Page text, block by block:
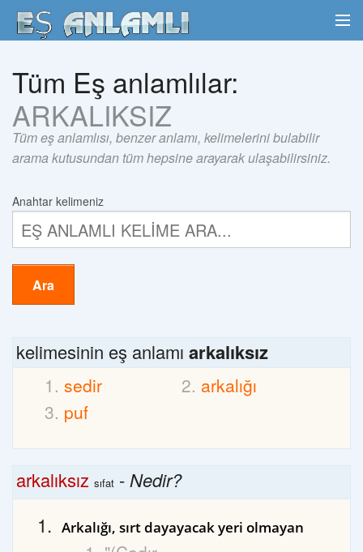
Tüm Eş anlamlılar:
ARKALIKSIZ
Tüm eş anlamlısı, benzer anlamı, kelimelerini bulabilir
arama kutusundan tüm hepsine arayarak ulaşabilirsiniz.
Anahtar kelimeniz
Ara
kelimesinin eş anlamı arkalıksız
sedir
arkalığı
puf
arkalıksız sıfat -Nedir?
Arkalığı, sırt dayayacak yeri olmayan